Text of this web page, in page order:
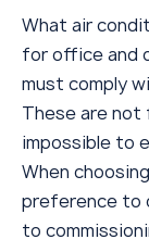
What air
for office and
must comply
These are
impossible to
When
preference to
to